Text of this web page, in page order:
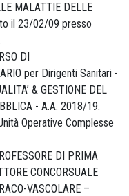
MALATTIE DELLE
il 23/02/09 presso
DI
per Dirigenti Sanitari -
& GESTIONE DEL
- A.A. 2018/19.
Operative Complesse
DI PRIMA
CONCORSUALE
VASCOLARE –